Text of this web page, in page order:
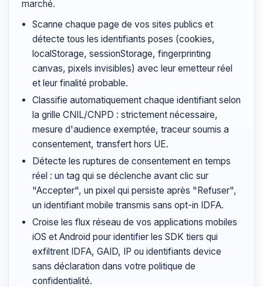
marché.
Scanne chaque page de vos sites publics et
détecte tous les identifiants poses (cookies,
localStorage, sessionStorage, fingerprinting
canvas, pixels invisibles) avec leur emetteur réel
et leur finalité probable.
Classifie automatiquement chaque identifiant selon
la grille CNIL/CNPD : strictement nécessaire,
mesure d'audience exemptée, traceur soumis a
consentement, transfert hors UE.
Détecte les ruptures de consentement en temps
réel : un tag qui se déclenche avant clic sur
"Accepter", un pixel qui persiste après "Refuser",
un identifiant mobile transmis sans opt-in IDFA.
Croise les flux réseau de vos applications mobiles
iOS et Android pour identifier les SDK tiers qui
exfiltrent IDFA, GAID, IP ou identifiants device
sans déclaration dans votre politique de
confidentialité.